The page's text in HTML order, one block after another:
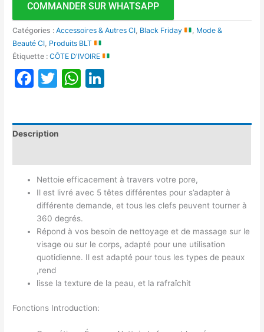
COMMANDER SUR WHATSAPP
Catégories :Accessoires & Autres CI, Black Friday , Mode &
Beauté CI, Produits BLT
Étiquette :CÔTE D'IVOIRE
Facebook
TwitterWhatsApp
Description
Nettoie efficacement à travers votre pore,
Il est livré avec 5 têtes différentes pour s’adapter à
différente demande, et tous les clefs peuvent tourner à
360 degrés.
Répond à vos besoin de nettoyage et de massage sur le
visage ou sur le corps, adapté pour une utilisation
quotidienne. Il est adapté pour tous les types de peaux
,rend
lisse la texture de la peau, et la rafraîchit
Fonctions Introduction: